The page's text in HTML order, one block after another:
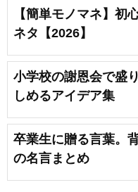
【簡単モノマネ】初
ネタ【2026】
小学校の謝恩会で盛
しめるアイデア集
卒業生に贈る言葉。
の名言まとめ